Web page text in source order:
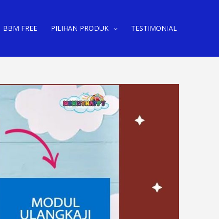
BBM FREE PILIHAN PRODUK TESTIMONIAL